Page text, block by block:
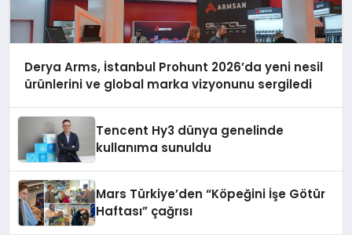
Derya Arms, İstanbul Prohunt 2026’da yeni nesil
ürünlerini ve global marka vizyonunu sergiledi
Tencent Hy3 dünya genelinde
kullanıma sunuldu
Mars Türkiye’den “Köpeğini İşe Götür
Haftası” çağrısı